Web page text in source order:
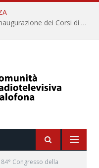
Università per Stranieri di Siena – Inaugurazione dei Corsi di Lingua e Cultura Italiana, 109a annata
84° Congresso della